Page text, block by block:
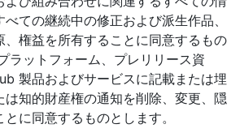
ての継続中の修正および派生作品、
、権益を所有することに同意するもの
ラットフォーム、プレリリース資
製品およびサービスに記載または埋
は知的財産権の通知を削除、変更、隠
に同意するものとします。